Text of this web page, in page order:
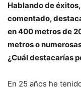
Hablando de
comentado,
en 400 metros de
metros o
¿Cuál destacarías
En 25 años he